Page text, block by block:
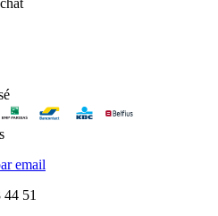
email
44 51